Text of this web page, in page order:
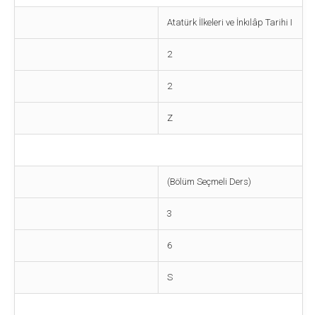
Atatürk İlkeleri ve İnkılâp Tarihi I
2
2
Z
(Bölüm Seçmeli Ders)
3
6
S